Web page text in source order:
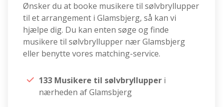
Ønsker du at booke musikere til sølvbryllupper
til et arrangement i Glamsbjerg, så kan vi
hjælpe dig. Du kan enten søge og finde
musikere til sølvbryllupper nær Glamsbjerg
eller benytte vores matching-service.
133 Musikere til sølvbryllupper i
nærheden af Glamsbjerg